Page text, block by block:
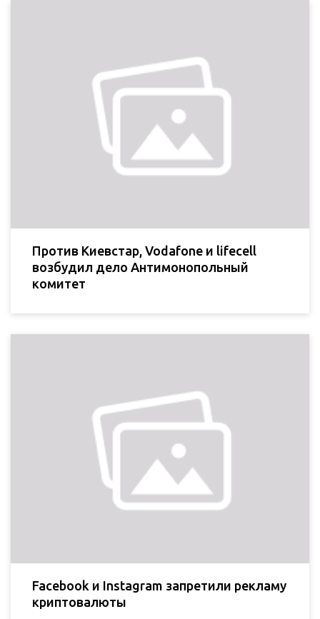
Против Киевстар, Vodafone и lifecell
возбудил дело Антимонопольный
комитет
Facebook и Instagram запретили рекламу
криптовалюты